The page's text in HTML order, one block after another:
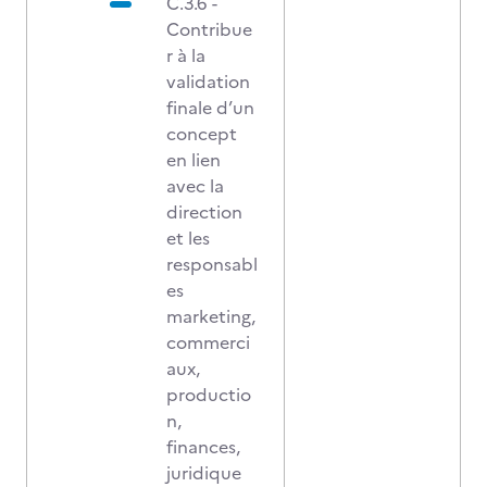
Contribue
r à la
validation
finale d’un
concept
en lien
avec la
direction
et les
responsabl
es
marketing,
commerci
aux,
productio
n,
finances,
juridique